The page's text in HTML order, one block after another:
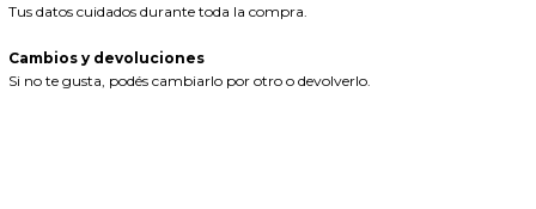
Tus datos cuidados durante toda la compra.
Cambios y devoluciones
Si no te gusta, podés cambiarlo por otro o devolverlo.